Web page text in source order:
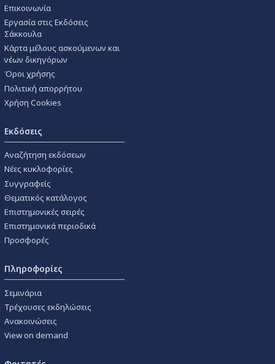
Επικοινωνία
Εργασία στις Εκδόσεις
Σάκκουλα
Κάρτα μέλους ασκούμενων και
νέων δικηγόρων
Όροι χρήσης
Πολιτική απορρήτου
Χρήση Cookies
Εκδόσεις
Αναζήτηση εκδόσεων
Νέες κυκλοφορίες
Συγγραφείς
Θεματικός κατάλογος
Επιστημονικές σειρές
Επιστημονικά περιοδικά
Προσφορές
Πληροφορίες
Σεμινάρια
Τρέχουσες εκδηλώσεις
Ανακοινώσεις
View on demand